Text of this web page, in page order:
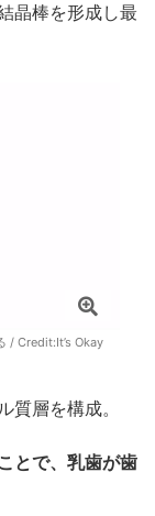
晶棒を形成し最
/ Credit:It’s Okay
質層を構成。
とで、乳歯が歯